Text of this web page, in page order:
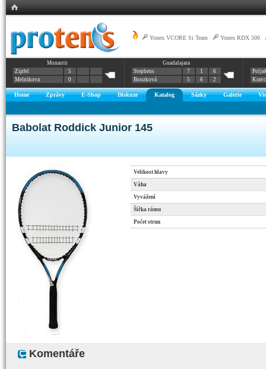
Yonex VCORE Si Team Yonex RDX 500
Monastir
Zipfel
5
Melnikova
0
Guadalajara
Stephens
7 1
6
Bouzková
5 6 2
Home Zprávy E-Shop Diskuze Katalog Sázky Galerie
Babolat Roddick Junior 145
Velikost hlavy
Váha
Vyvážení
Šířka rámu
Počet strun
Komentáře